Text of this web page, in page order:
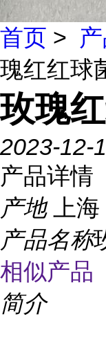
首页 >
瑰红红球
玫瑰
2023-12-
产品详情
产地
上海
产品名称
相似产品
简介